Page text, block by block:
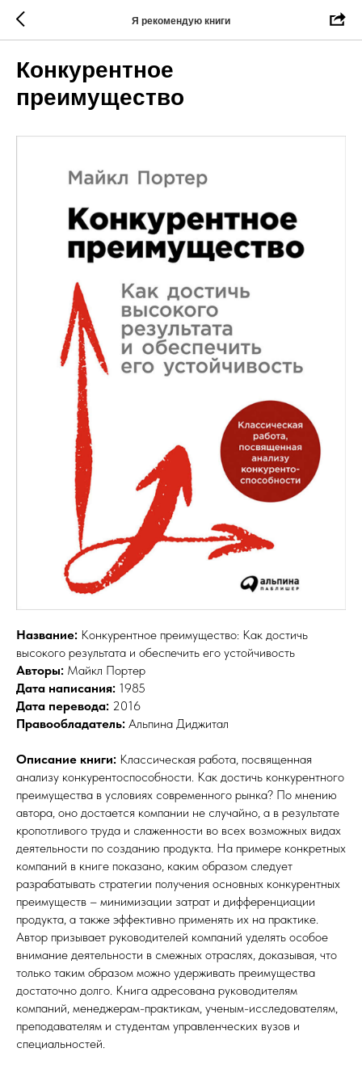
Я рекомендую книги
Конкурентное
преимущество
Название: Конкурентное преимущество: Как достичь
высокого результата и обеспечить его устойчивость
Авторы: Майкл Портер
Дата написания: 1985
Дата перевода: 2016
Правообладатель: Альпина Диджитал
Описание книги: Классическая работа, посвященная
анализу конкурентоспособности. Как достичь конкурентного
преимущества в условиях современного рынка? По мнению
автора, оно достается компании не случайно, а в результате
кропотливого труда и слаженности во всех возможных видах
деятельности по созданию продукта. На примере конкретных
компаний в книге показано, каким образом следует
разрабатывать стратегии получения основных конкурентных
преимуществ – минимизации затрат и дифференциации
продукта, а также эффективно применять их на практике.
Автор призывает руководителей компаний уделять особое
внимание деятельности в смежных отраслях, доказывая, что
только таким образом можно удерживать преимущества
достаточно долго. Книга адресована руководителям
компаний, менеджерам-практикам, ученым-исследователям,
преподавателям и студентам управленческих вузов и
специальностей.